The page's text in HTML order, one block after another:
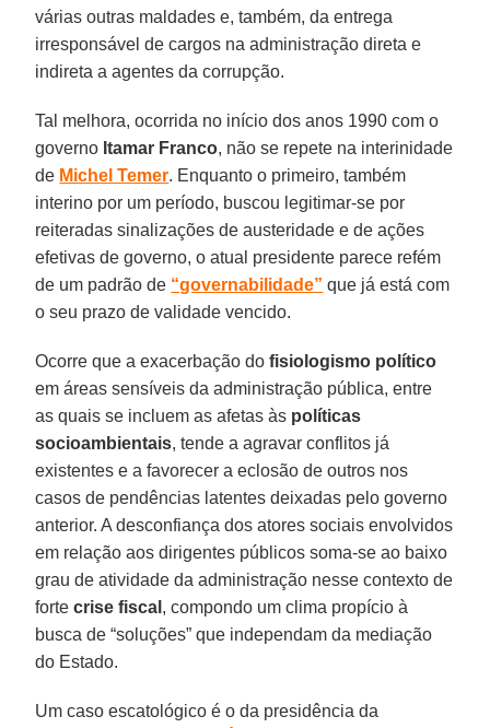
várias outras maldades e, também, da entrega
irresponsável de cargos na administração direta e
indireta a agentes da corrupção.
Tal melhora, ocorrida no início dos anos 1990 com o
governo Itamar Franco, não se repete na interinidade
de Michel Temer. Enquanto o primeiro, também
interino por um período, buscou legitimar-se por
reiteradas sinalizações de austeridade e de ações
efetivas de governo, o atual presidente parece refém
de um padrão de “governabilidade” que já está com
o seu prazo de validade vencido.
Ocorre que a exacerbação dofisiologismo político
em áreas sensíveis da administração pública, entre
as quais se incluem as afetas às políticas
socioambientais, tende a agravar conflitos já
existentes e a favorecer a eclosão de outros nos
casos de pendências latentes deixadas pelo governo
anterior. A desconfiança dos atores sociais envolvidos
em relação aos dirigentes públicos soma-se ao baixo
grau de atividade da administração nesse contexto de
fortecrise fiscal , compondo um clima propício à
busca de “soluções” que independam da mediação
do Estado.
Um caso escatológico é o da presidência da